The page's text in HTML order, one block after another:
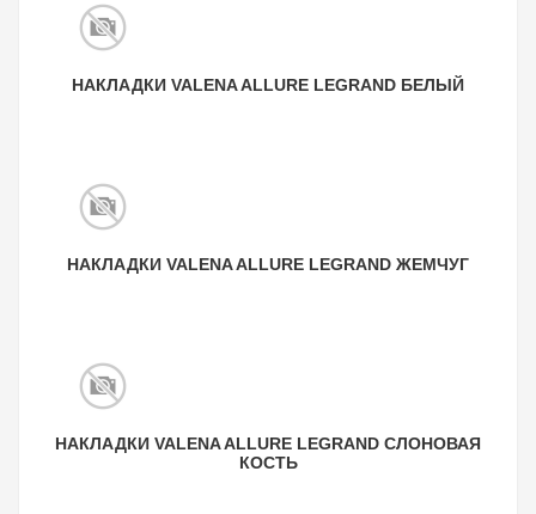
НАКЛАДКИ VALENA ALLURE LEGRAND БЕЛЫЙ
НАКЛАДКИ VALENA ALLURE LEGRAND ЖЕМЧУГ
НАКЛАДКИ VALENA ALLURE LEGRAND СЛОНОВАЯ
КОСТЬ